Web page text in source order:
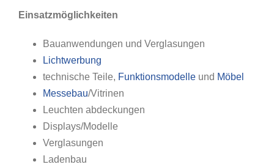
Einsatzmöglichkeiten
Bauanwendungen und Verglasungen
Lichtwerbung
technische Teile, Funktionsmodelle und Möbel
Messebau/Vitrinen
Leuchten abdeckungen
Displays/Modelle
Verglasungen
Ladenbau